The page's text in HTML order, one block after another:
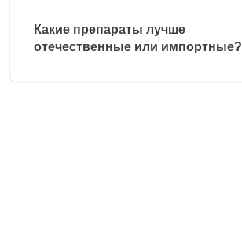
Какие препараты лучше
отечественные или импортные?